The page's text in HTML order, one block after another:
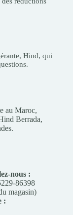
Hind, qui
au Maroc,
Berrada,
nous :
86398
magasin)
: